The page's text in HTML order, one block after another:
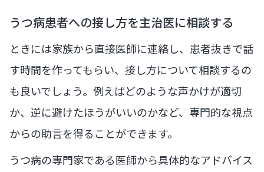
うつ病患者への接し方を主治医に相談する
ときには家族から直接医師に連絡し、患者抜きで話
す時間を作ってもらい、接し方について相談するの
も良いでしょう。例えばどのような声かけが適切
か、逆に避けたほうがいいのかなど、専門的な視点
からの助言を得ることができます。
うつ病の専門家である医師から具体的なアドバイス